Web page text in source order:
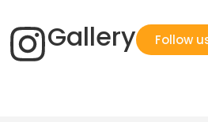
Gallery Follow